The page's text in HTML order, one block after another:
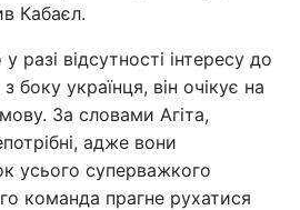
Кабаєл.
разі відсутності інтересу до
боку українця, він очікує на
За словами Агіта,
адже вони
усього суперважкого
команда прагне рухатися